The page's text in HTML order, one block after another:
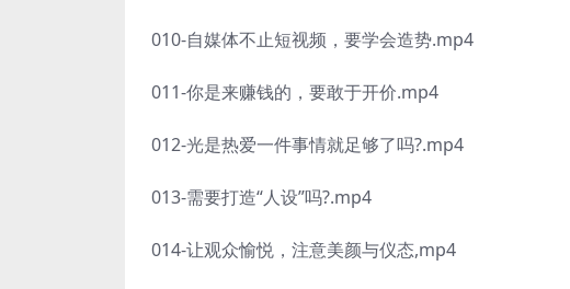
010-自媒体不止短视频，要学会造势.mp4
011-你是来赚钱的，要敢于开价.mp4
012-光是热爱一件事情就足够了吗?.mp4
013-需要打造“人设”吗?.mp4
014-让观众愉悦，注意美颜与仪态,mp4